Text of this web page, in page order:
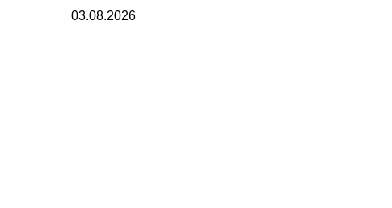
03.08.2026